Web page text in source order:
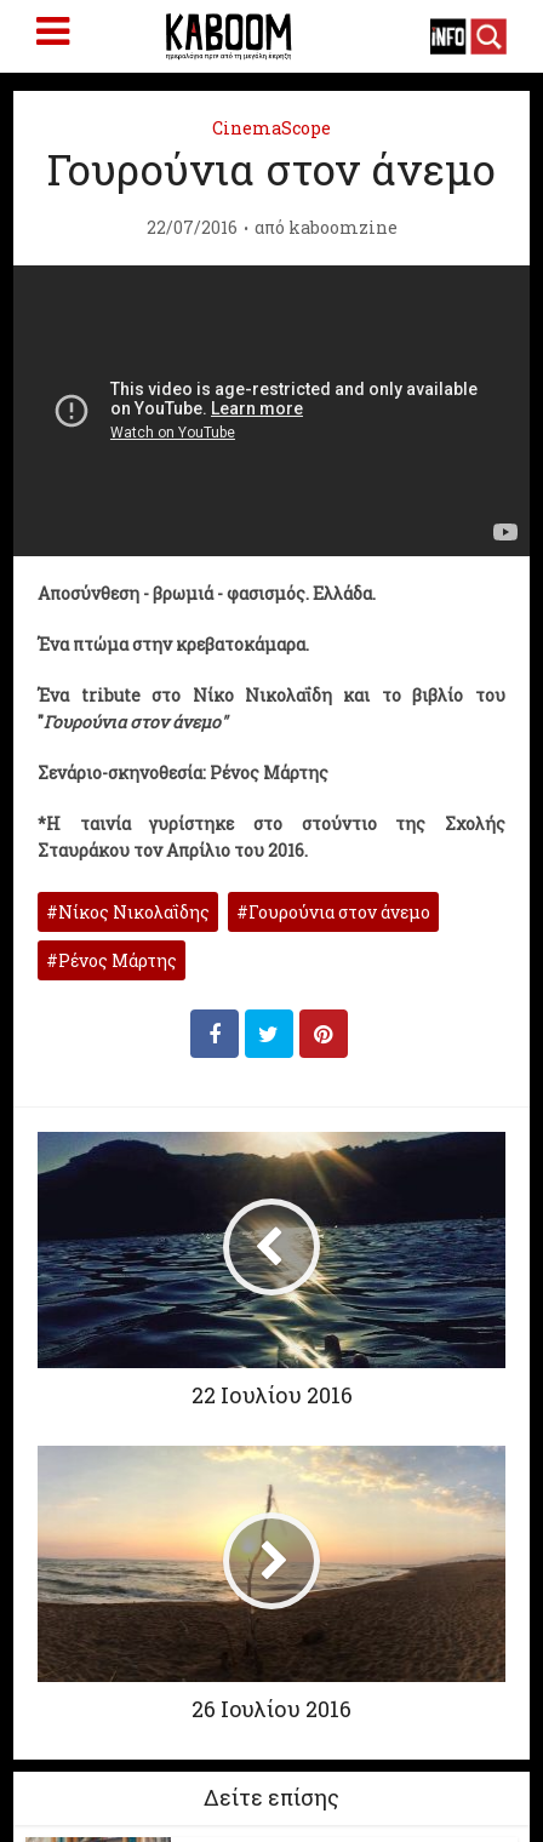
CinemaScope
Γουρούνια στον άνεμο
22/07/2016 από kaboomzine
Αποσύνθεση - βρωμιά - φασισμός. Ελλάδα.
Ένα πτώμα στην κρεβατοκάμαρα.
Ένα tribute στο Νίκο Νικολαΐδη και το βιβλίο του
"Γουρούνια στον άνεμο"
Σενάριο-σκηνοθεσία: Ρένος Μάρτης
*Η ταινία γυρίστηκε στο στούντιο της Σχολής
Σταυράκου τον Απρίλιο του 2016.
Nίκος Νικολαΐδης Γουρούνια στον άνεμο
Ρένος Μάρτης
22 Ιουλίου 2016
26 Ioυλίου 2016
Δείτε επίσης